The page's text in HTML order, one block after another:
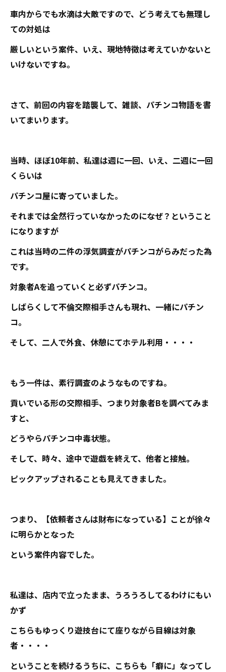
車内からでも水滴は大敵ですので、どう考えても無理し
ての対処は
厳しいという案件、いえ、現地特徴は考えていかないと
いけないですね。
さて、前回の内容を踏襲して、雑談、パチンコ物語を書
いてまいります。
当時、ほぼ10年前、私達は週に一回、いえ、二週に一回
くらいは
パチンコ屋に寄っていました。
それまでは全然行っていなかったのになぜ？ということ
になりますが
これは当時の二件の浮気調査がパチンコがらみだった為
です。
対象者Aを追っていくと必ずパチンコ。
しばらくして不倫交際相手さんも現れ、一緒にパチン
コ。
そして、二人で外食、休憩にてホテル利用・・・・
もう一件は、素行調査のようなものですね。
貢いでいる形の交際相手、つまり対象者Bを調べてみま
すと、
どうやらパチンコ中毒状態。
そして、時々、途中で遊戯を終えて、他者と接触。
ピックアップされることも見えてきました。
つまり、【依頼者さんは財布になっている】ことが徐々
に明らかとなった
という案件内容でした。
私達は、店内で立ったまま、うろうろしてるわけにもい
かず
こちらもゆっくり遊技台にて座りながら目線は対象
者・・・・
ということを続けるうちに、こちらも「癖に」なってし